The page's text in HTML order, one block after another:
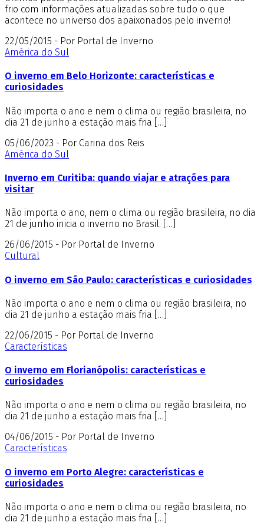
frio com informações atualizadas sobre tudo o que
acontece no universo dos apaixonados pelo inverno!
22/05/2015 - Por Portal de Inverno
América do Sul
O inverno em Belo Horizonte: características e
curiosidades
Não importa o ano e nem o clima ou região brasileira, no
dia 21 de junho a estação mais fria […]
05/06/2023 - Por Carina dos Reis
América do Sul
Inverno em Curitiba: quando viajar e atrações para
visitar
Não importa o ano, nem o clima ou região brasileira, no dia
21 de junho inicia o inverno no Brasil. […]
26/06/2015 - Por Portal de Inverno
Cultural
O inverno em São Paulo: características e curiosidades
Não importa o ano e nem o clima ou região brasileira, no
dia 21 de junho a estação mais fria […]
22/06/2015 - Por Portal de Inverno
Características
O inverno em Florianópolis: características e
curiosidades
Não importa o ano e nem o clima ou região brasileira, no
dia 21 de junho a estação mais fria […]
04/06/2015 - Por Portal de Inverno
Características
O inverno em Porto Alegre: características e
curiosidades
Não importa o ano e nem o clima ou região brasileira, no
dia 21 de junho a estação mais fria […]